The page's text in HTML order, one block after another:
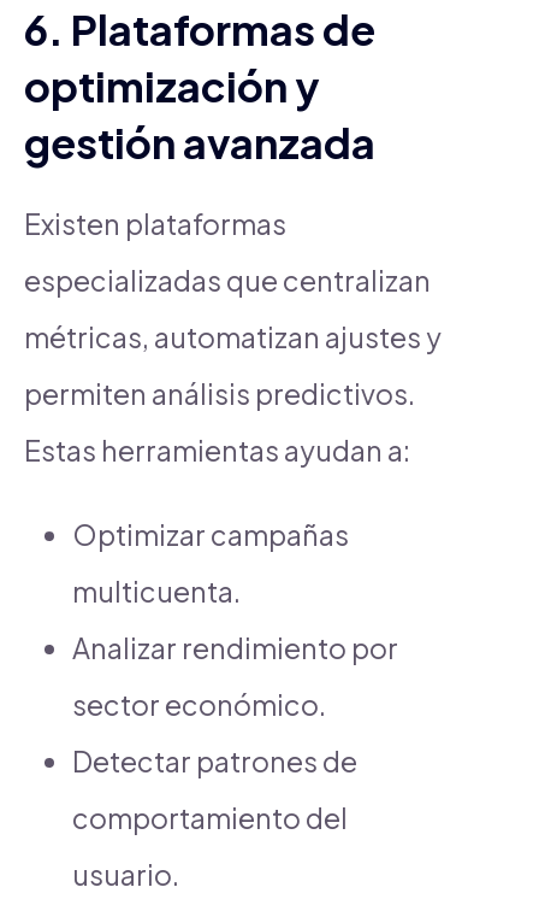
6. Plataformas de
optimización y
gestión avanzada
Existen plataformas
especializadas que centralizan
métricas, automatizan ajustes y
permiten análisis predictivos.
Estas herramientas ayudan a:
Optimizar campañas
multicuenta.
Analizar rendimiento por
sector económico.
Detectar patrones de
comportamiento del
usuario.